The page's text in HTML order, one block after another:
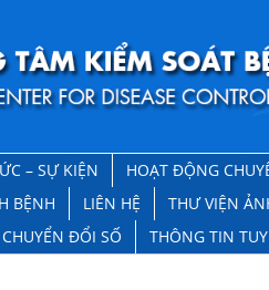
– SỰ KIỆN
HOẠT ĐỘNG
BỆNH
LIÊN HỆ
THƯ VIỆN
ĐỔI SỐ
THÔNG TIN